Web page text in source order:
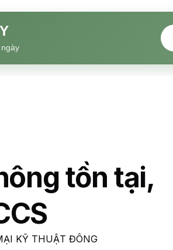
tồn tại,
KỸ THUẬT ĐÔNG